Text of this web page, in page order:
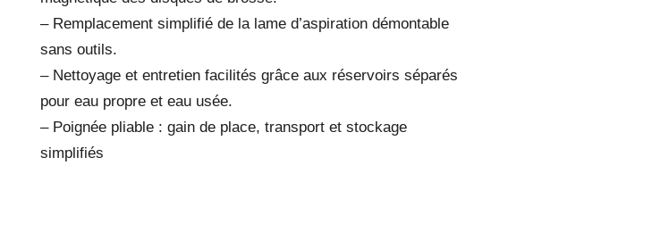
– Remplacement simplifié de la lame d’aspiration démontable
sans outils.
– Nettoyage et entretien facilités grâce aux réservoirs séparés
pour eau propre et eau usée.
– Poignée pliable : gain de place, transport et stockage
simplifiés